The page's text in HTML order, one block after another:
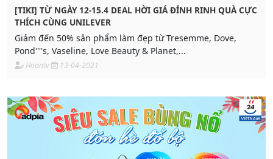
[TIKI] TỪ NGÀY 12-15.4 DEAL HỜI GIÁ ĐỈNH RINH QUÀ CỰC
THÍCH CÙNG UNILEVER
Giảm đến 50% sản phẩm làm đẹp từ Tresemme, Dove,
Pond''''s, Vaseline, Love Beauty & Planet,...
Hoantv 13-04-2021